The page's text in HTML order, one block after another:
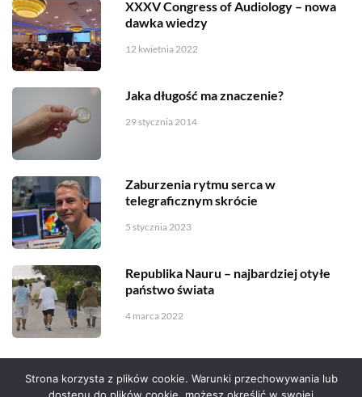
XXXV Congress of Audiology – nowa
dawka wiedzy
12 kwietnia 2022
Jaka długość ma znaczenie?
29 stycznia 2014
Zaburzenia rytmu serca w
telegraficznym skrócie
5 stycznia 2023
Republika Nauru – najbardziej otyłe
państwo świata
4 marca 2022
Strona korzysta z plików cookie. Warunki przechowywania lub